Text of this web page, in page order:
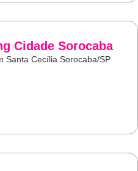
Cidade Sorocaba
Santa Cecília Sorocaba/SP